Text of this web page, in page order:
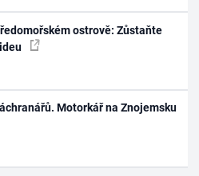
ostrově: Zůstaňte
Motorkář na Znojemsku